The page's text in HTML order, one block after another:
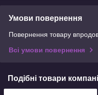
Умови повернення
Повернення товару
Всі умови повернення
Подібні товари